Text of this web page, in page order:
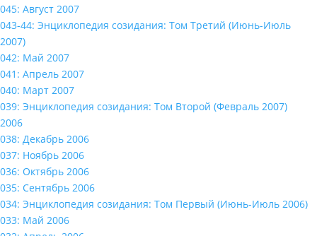
045: Август 2007
043-44: Энциклопедия созидания: Том Третий (Июнь-Июль
2007)
042: Май 2007
041: Апрель 2007
040: Март 2007
039: Энциклопедия созидания: Том Второй (Февраль 2007)
2006
038: Декабрь 2006
037: Ноябрь 2006
036: Октябрь 2006
035: Сентябрь 2006
034: Энциклопедия созидания: Том Первый (Июнь-Июль 2006)
033: Май 2006